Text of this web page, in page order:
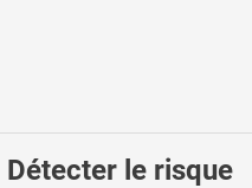
Détecter le risque